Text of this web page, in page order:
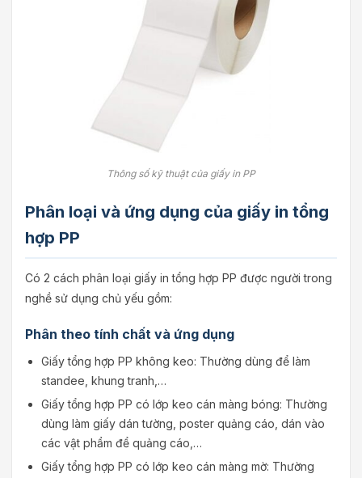
Thông số kỹ thuật của giấy in PP
Phân loại và ứng dụng của giấy in tổng
hợp PP
Có 2 cách phân loại giấy in tổng hợp PP được người trong
nghề sử dụng chủ yếu gồm:
Phân theo tính chất và ứng dụng
Giấy tổng hợp PP không keo: Thường dùng để làm
standee, khung tranh,…
Giấy tổng hợp PP có lớp keo cán màng bóng: Thường
dùng làm giấy dán tường, poster quảng cáo, dán vào
các vật phẩm để quảng cáo,…
Giấy tổng hợp PP có lớp keo cán màng mờ: Thường